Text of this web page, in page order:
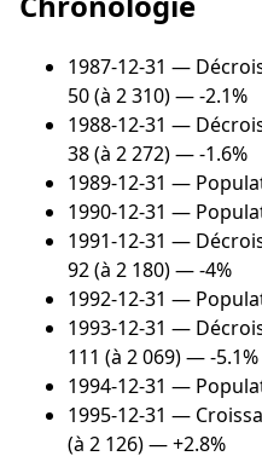
1987-12-31 —
50 (à 2 310) — -2.1%
1988-12-31 —
38 (à 2 272) — -1.6%
1989-12-31 —
1990-12-31 —
1991-12-31 —
92 (à 2 180) — -4%
1992-12-31 —
1993-12-31 —
111 (à 2 069) — -5.1%
1994-12-31 —
1995-12-31 —
(à 2 126) — +2.8%